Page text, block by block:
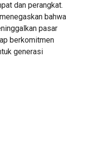
dan perangkat.
bahwa
pasar
berkomitmen
generasi